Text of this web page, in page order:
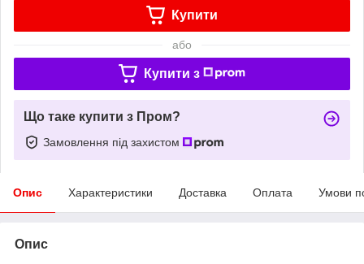
Купити
або
Купити з
Що таке купити з Пром?
Замовлення під захистом
Опис Характеристики Доставка Оплата Умови
Опис